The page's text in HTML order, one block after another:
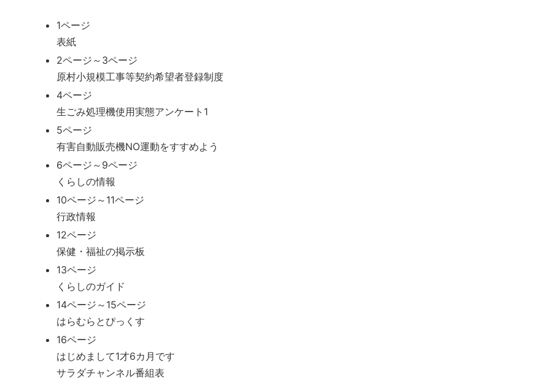
1ページ
表紙
2ページ～3ページ
原村小規模工事等契約希望者登録制度
4ページ
生ごみ処理機使用実態アンケート1
5ページ
有害自動販売機NO運動をすすめよう
6ページ～9ページ
くらしの情報
10ページ～11ページ
行政情報
12ページ
保健・福祉の掲示板
13ページ
くらしのガイド
14ページ～15ページ
はらむらとぴっくす
16ページ
はじめまして1才6カ月です
サラダチャンネル番組表